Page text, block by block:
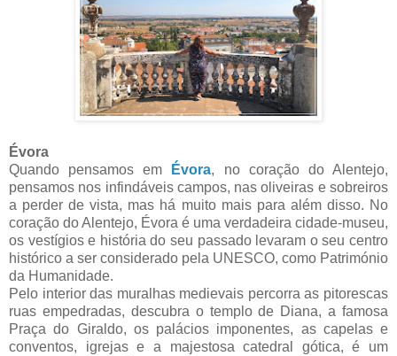
Évora
Quando pensamos em
Évora, no coração do Alentejo,
pensamos nos infindáveis campos, nas oliveiras e sobreiros
a perder de vista, mas há muito mais para além disso. No
coração do Alentejo, Évora é uma verdadeira cidade-museu,
os vestígios e história do seu passado levaram o seu centro
histórico a ser considerado pela UNESCO, como Património
da Humanidade.
Pelo interior das muralhas medievais percorra as pitorescas
ruas empedradas, descubra o templo de Diana, a famosa
Praça do Giraldo, os palácios imponentes, as capelas e
conventos, igrejas e a majestosa catedral gótica, é um